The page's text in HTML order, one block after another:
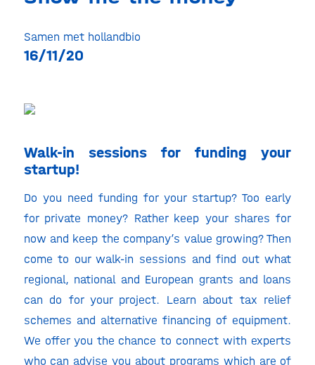
Samen met hollandbio
16/11/20
Walk-in sessions for funding your
startup!
Do you need funding for your startup? Too early
for private money? Rather keep your shares for
now and keep the company’s value growing? Then
come to our walk-in sessions and find out what
regional, national and European grants and loans
can do for your project. Learn about tax relief
schemes and alternative financing of equipment.
We offer you the chance to connect with experts
who can advise you about programs which are of